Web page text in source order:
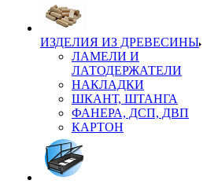
ИЗДЕЛИЯ ИЗ ДРЕВЕСИНЫ
ЛАМЕЛИ И
ЛАТОДЕРЖАТЕЛИ
НАКЛАДКИ
ШКАНТ, ШТАНГА
ФАНЕРА, ДСП, ДВП
КАРТОН